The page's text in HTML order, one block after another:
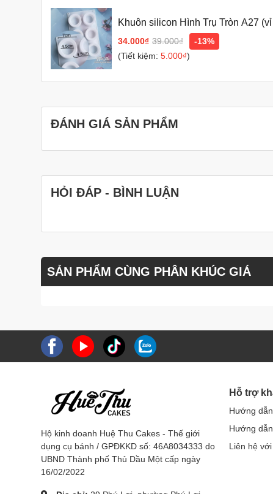
nhiên, nếu chỉ ngâm nước lạnh mà không ngâm
Bạn có thể phơi khuôn dưới ánh nắng mặt trời
dưới ánh nắng mặt trời, bạn nên lưu ý che đậy
Với cách làm này, khuôn rau câu của bạn sẽ luôn
Thêm một số mẹo giúp khuôn rau câu không bị mốc
Sau khi rửa sạch khuôn, bạn có thể tráng sơ qua
Bạn nên bảo quản khuôn rau câu ở nơi khô ráo,
Khuôn silicon Hình Trụ Tròn A27
34.000₫ 39.000₫
-13%
(Tiết kiệm: 5.000₫)
ĐÁNH GIÁ SẢN PHẨM
HỎI ĐÁP - BÌNH LUẬN
SẢN PHẨM CÙNG PHÂN KHÚC GIÁ
Hộ kinh doanh Huệ Thu Cakes - Thế giới
dụng cụ bánh / GPĐKKD số: 46A8034333 do
UBND Thành phố Thủ Dầu Một cấp ngày
16/02/2022
Hỗ trợ
Hướng
Hướng
Liên hệ